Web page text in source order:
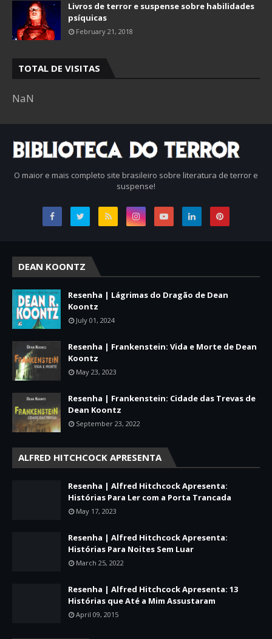
Livros de terror e suspense sobre habilidades
psíquicas
February 21, 2018
TOTAL DE VISITAS
NaN
O maior e mais completo site brasileiro sobre literatura de terror e
suspense!
DEAN KOONTZ
Resenha | Lágrimas do Dragão de Dean
Koontz
July 01, 2024
Resenha | Frankenstein: Vida e Morte de Dean
Koontz
May 23, 2023
Resenha | Frankenstein: Cidade das Trevas de
Dean Koontz
September 23, 2022
ALFRED HITCHCOCK APRESENTA
Resenha | Alfred Hitchcock Apresenta:
Histórias Para Ler com a Porta Trancada
May 17, 2023
Resenha | Alfred Hitchcock Apresenta:
Histórias Para Noites Sem Luar
March 25, 2022
Resenha | Alfred Hitchcock Apresenta: 13
Histórias que Até a Mim Assustaram
April 09, 2015